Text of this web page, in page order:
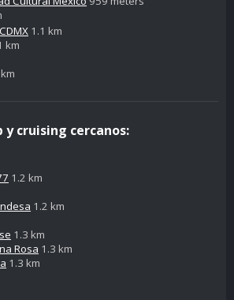
1.1 km
km
y cruising cercanos:
1.2 km
1.2 km
1.3 km
Rosa 1.3 km
1.3 km